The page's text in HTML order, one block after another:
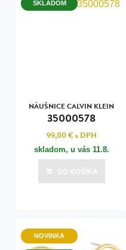
SKLADOM
NÁUŠNICE CALVIN KLEIN
35000578
99,00 €s DPH
skladom, u vás 11.8.
DO KOŠÍKA
NOVINKA